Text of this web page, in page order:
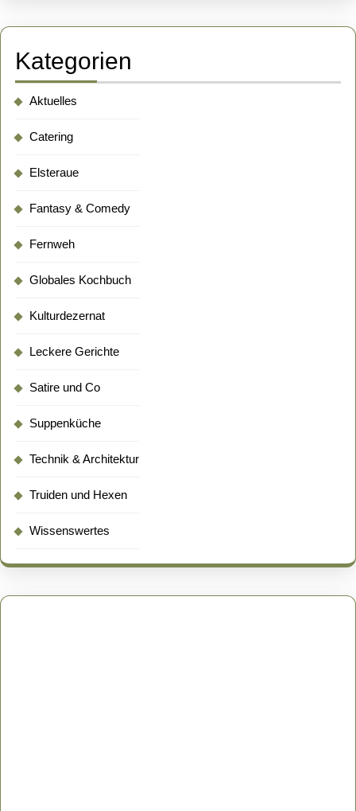
Kategorien
Aktuelles
Catering
Elsteraue
Fantasy & Comedy
Fernweh
Globales Kochbuch
Kulturdezernat
Leckere Gerichte
Satire und Co
Suppenküche
Technik & Architektur
Truiden und Hexen
Wissenswertes